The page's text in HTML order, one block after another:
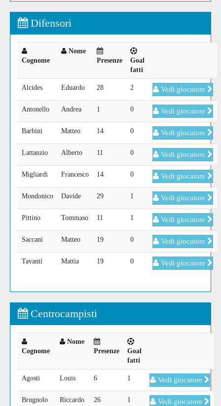
Difensori
Cognome
Nome
Presenze
Goal
fatti
Alcides Eduardo 28 2 Vedi giocatore
Antonello Andrea 1 0 Vedi giocatore
Barbini Matteo 14 0 Vedi giocatore
Lattanzio Alberto 11 0 Vedi giocatore
Migliardi Francesco 14 0 Vedi giocatore
Mondonico Davide 29 1 Vedi giocatore
Pittino Tommaso 11 1 Vedi giocatore
Saccani Matteo 19 0 Vedi giocatore
Tavanti Mattia 19 0 Vedi giocatore
Centrocampisti
Cognome
Nome
Presenze
Goal
fatti
Agosti Louis 6 1 Vedi giocatore
Brugnolo Riccardo 26 1 Vedi giocatore